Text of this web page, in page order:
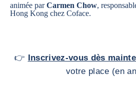
animée parCarmen Chow,
Hong Kong chez Coface.
👉 Inscrivez-vous dès
votre place (en